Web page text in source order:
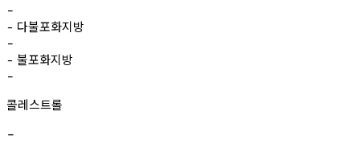
-
- 다불포화지방
-
- 불포화지방
-
콜레스트롤
-